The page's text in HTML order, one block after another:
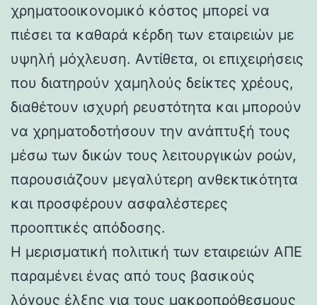
χρηματοοικονομικό κόστος μπορεί να
πιέσει τα καθαρά κέρδη των εταιρειών με
υψηλή μόχλευση. Αντίθετα, οι επιχειρήσεις
που διατηρούν χαμηλούς δείκτες χρέους,
διαθέτουν ισχυρή ρευστότητα και μπορούν
να χρηματοδοτήσουν την ανάπτυξή τους
μέσω των δικών τους λειτουργικών ροών,
παρουσιάζουν μεγαλύτερη ανθεκτικότητα
και προσφέρουν ασφαλέστερες
προοπτικές απόδοσης.
Η μερισματική πολιτική των εταιρειών ΑΠΕ
παραμένει ένας από τους βασικούς
λόγους έλξης για τους μακροπρόθεσμους